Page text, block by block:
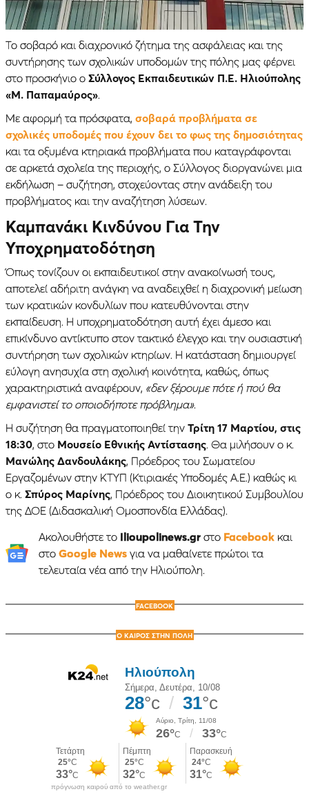
Το σοβαρό και διαχρονικό ζήτημα της ασφάλειας και της
συντήρησης των σχολικών υποδομών της πόλης μας φέρνει
στο προσκήνιο ο Σύλλογος Εκπαιδευτικών Π.Ε. Ηλιούπολης
«Μ. Παπαμαύρος».
Με αφορμή τα πρόσφατα, σοβαρά προβλήματα σε
σχολικές υποδομές που έχουν δει το φως της δημοσιότητας
και τα οξυμένα κτηριακά προβλήματα που καταγράφονται
σε αρκετά σχολεία της περιοχής, ο Σύλλογος διοργανώνει μια
εκδήλωση – συζήτηση, στοχεύοντας στην ανάδειξη του
προβλήματος και την αναζήτηση λύσεων.
Καμπανάκι Κινδύνου Για Την
Υποχρηματοδότηση
Όπως τονίζουν οι εκπαιδευτικοί στην ανακοίνωσή τους,
αποτελεί αδήριτη ανάγκη να αναδειχθεί η διαχρονική μείωση
των κρατικών κονδυλίων που κατευθύνονται στην
εκπαίδευση. Η υποχρηματοδότηση αυτή έχει άμεσο και
επικίνδυνο αντίκτυπο στον τακτικό έλεγχο και την ουσιαστική
συντήρηση των σχολικών κτηρίων. Η κατάσταση δημιουργεί
εύλογη ανησυχία στη σχολική κοινότητα, καθώς, όπως
χαρακτηριστικά αναφέρουν, «δεν ξέρουμε πότε ή πού θα
εμφανιστεί το οποιοδήποτε πρόβλημα».
Η συζήτηση θα πραγματοποιηθεί την Τρίτη 17 Μαρτίου, στις
18:30, στο Μουσείο Εθνικής Αντίστασης. Θα μιλήσουν ο κ.
Μανώλης Δανδουλάκης, Πρόεδρος του Σωματείου
Εργαζομένων στην ΚΤΥΠ (Κτιριακές Υποδομές Α.Ε.) καθώς κι
ο κ. Σπύρος Μαρίνης, Πρόεδρος του Διοικητικού Συμβουλίου
της ΔΟΕ (Διδασκαλική Ομοσπονδία Ελλάδας).
Ακολουθήστε το Ilioupolinews.grστο Facebookκαι
στο Google Newsγια να μαθαίνετε πρώτοι τα
τελευταία νέα από την Ηλιούπολη.
FACEBOOK
Ο ΚΑΙΡΟΣ ΣΤΗΝ ΠΟΛΗ
πρόγνωση καιρού από το weather.gr